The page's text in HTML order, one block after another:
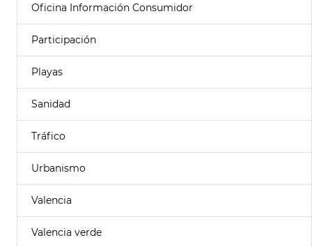
Oficina Información Consumidor
Participación
Playas
Sanidad
Tráfico
Urbanismo
Valencia
Valencia verde